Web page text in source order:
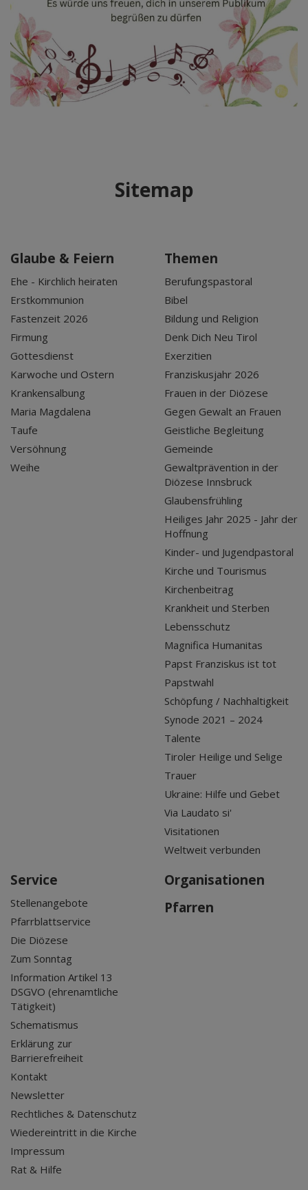
Sitemap
Glaube & Feiern
Ehe - Kirchlich heiraten
Erstkommunion
Fastenzeit 2026
Firmung
Gottesdienst
Karwoche und Ostern
Krankensalbung
Maria Magdalena
Taufe
Versöhnung
Weihe
Themen
Berufungspastoral
Bibel
Bildung und Religion
Denk Dich Neu Tirol
Exerzitien
Franziskusjahr 2026
Frauen in der Diözese
Gegen Gewalt an Frauen
Geistliche Begleitung
Gemeinde
Gewaltprävention in der
Diözese Innsbruck
Glaubensfrühling
Heiliges Jahr 2025 - Jahr der
Hoffnung
Kinder- und Jugendpastoral
Kirche und Tourismus
Kirchenbeitrag
Krankheit und Sterben
Lebensschutz
Magnifica Humanitas
Papst Franziskus ist tot
Papstwahl
Schöpfung / Nachhaltigkeit
Synode 2021 – 2024
Talente
Tiroler Heilige und Selige
Trauer
Ukraine: Hilfe und Gebet
Via Laudato si'
Visitationen
Weltweit verbunden
Service
Stellenangebote
Pfarrblattservice
Die Diözese
Zum Sonntag
Information Artikel 13
DSGVO (ehrenamtliche
Tätigkeit)
Schematismus
Erklärung zur
Barrierefreiheit
Kontakt
Newsletter
Rechtliches & Datenschutz
Wiedereintritt in die Kirche
Impressum
Rat & Hilfe
Organisationen
Pfarren